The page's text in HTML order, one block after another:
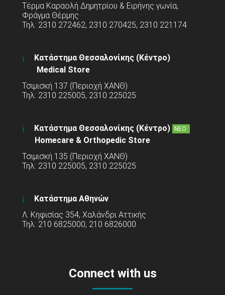
Τέρμα Καραολή Δημητρίου & Ειρήνης γωνία,
Φράγμα Θέρμης
Τηλ: 2310 272462, 2310 270425, 2310 221174
Κατάστημα Θεσσαλονίκης (Κέντρο)
Medical Store
Τσιμισκή 137 (Περιοχή ΧΑΝΘ)
Τηλ: 2310 225005, 2310 225025
Κατάστημα Θεσσαλονίκης (Κέντρο) ΝΕΟ
Homecare & Orthopedic Store
Τσιμισκή 135 (Περιοχή ΧΑΝΘ)
Τηλ: 2310 225005, 2310 225025
Κατάστημα Αθηνών
Λ. Κηφισίας 354, Χαλάνδρι Αττικής
Τηλ: 210 6825000, 210 6826000
Connect with us